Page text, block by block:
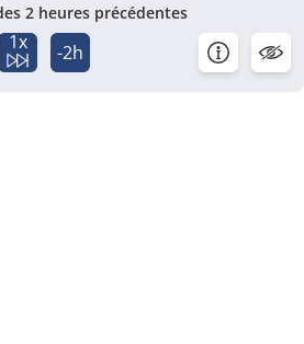
2 heures précédentes
1x -2h